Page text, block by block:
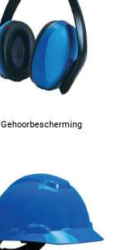
Gehoorbescherming